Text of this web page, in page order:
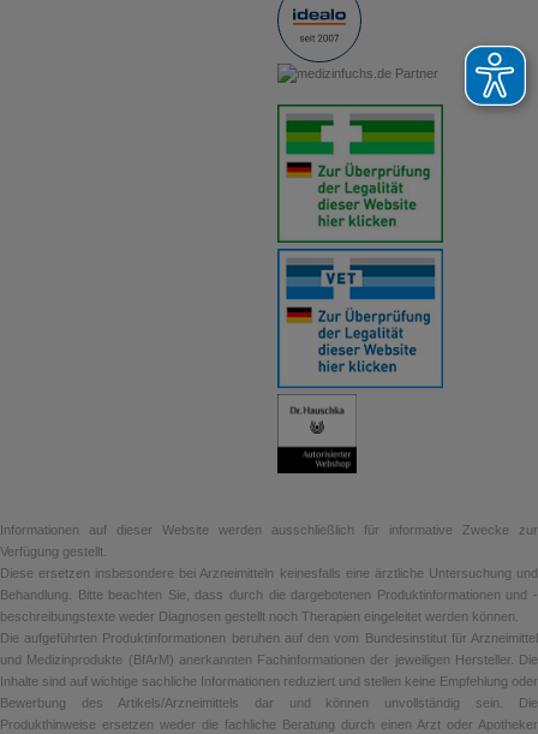
Informationen auf dieser Website werden ausschließlich für informative Zwecke zur
Verfügung gestellt.
Diese ersetzen insbesondere bei Arzneimitteln keinesfalls eine ärztliche Untersuchung und
Behandlung. Bitte beachten Sie, dass durch die dargebotenen Produktinformationen und -
beschreibungstexte weder Diagnosen gestellt noch Therapien eingeleitet werden können.
Die aufgeführten Produktinformationen beruhen auf den vom Bundesinstitut für Arzneimittel
und Medizinprodukte (BfArM) anerkannten Fachinformationen der jeweiligen Hersteller. Die
Inhalte sind auf wichtige sachliche Informationen reduziert und stellen keine Empfehlung oder
Bewerbung des Artikels/Arzneimittels dar und können unvollständig sein. Die
Produkthinweise ersetzen weder die fachliche Beratung durch einen Arzt oder Apotheker